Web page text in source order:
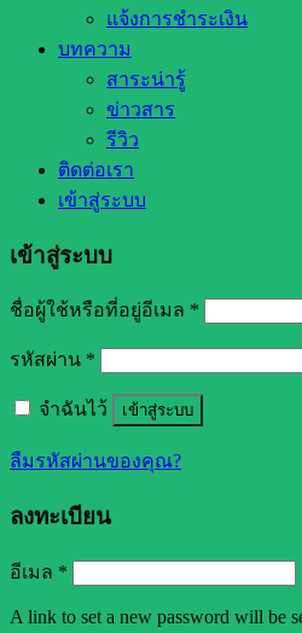
แจ้งการชำระเงิน
บทความ
สาระน่ารู้
ข่าวสาร
รีวิว
ติดต่อเรา
เข้าสู่ระบบ
เข้าสู่ระบบ
ชื่อผู้ใช้หรือที่อยู่อีเมล *
รหัสผ่าน *
จำฉันไว้ เข้าสู่ระบบ
ลืมรหัสผ่านของคุณ?
ลงทะเบียน
อีเมล *
A link to set a new password will be